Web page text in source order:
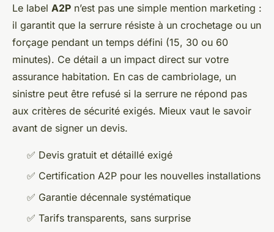
Le label A2P n’est pas une simple mention marketing :
il garantit que la serrure résiste à un crochetage ou un
forçage pendant un temps défini (15, 30 ou 60
minutes). Ce détail a un impact direct sur votre
assurance habitation. En cas de cambriolage, un
sinistre peut être refusé si la serrure ne répond pas
aux critères de sécurité exigés. Mieux vaut le savoir
avant de signer un devis.
✅ Devis gratuit et détaillé exigé
✅ Certification A2P pour les nouvelles installations
✅ Garantie décennale systématique
✅ Tarifs transparents, sans surprise